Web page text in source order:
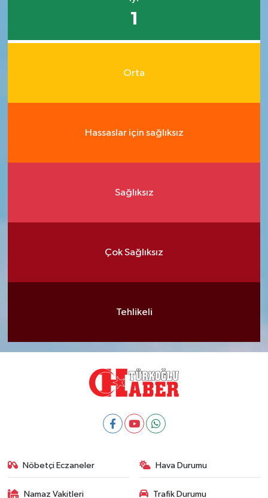
1
Orta
Hassaslar için sağlıksız
Sağlıksız
Çok Sağlıksız
Tehlikeli
Nöbetçi Eczaneler Hava Durumu
Namaz Vakitleri Trafik Durumu